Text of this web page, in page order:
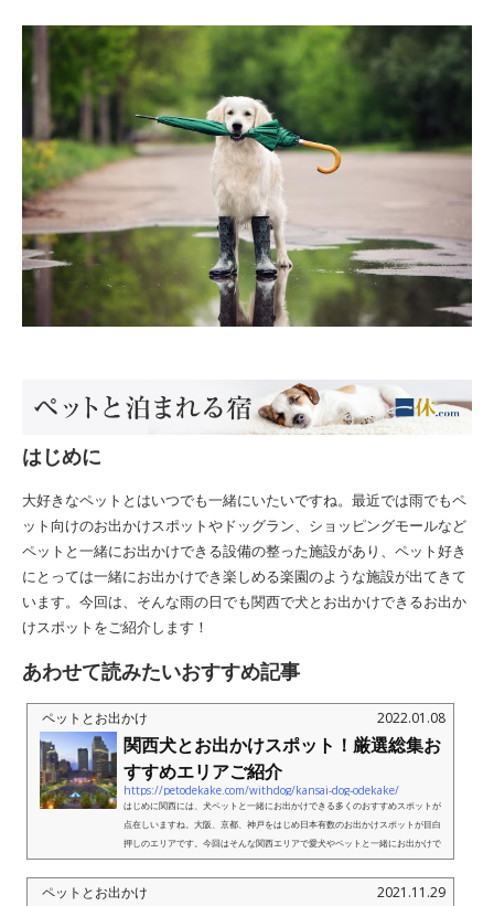
はじめに
大好きなペットとはいつでも一緒にいたいですね。最近では雨でもペ
ット向けのお出かけスポットやドッグラン、ショッピングモールなど
ペットと一緒にお出かけできる設備の整った施設があり、ペット好き
にとっては一緒にお出かけでき楽しめる楽園のような施設が出てきて
います。今回は、そんな雨の日でも関西で犬とお出かけできるお出か
けスポットをご紹介します！
あわせて読みたいおすすめ記事
ペットとお出かけ 2022.01.08
関西犬とお出かけスポット！厳選総集お
すすめエリアご紹介
https://petodekake.com/withdog/kansai-dog-odekake/
はじめに関西には、犬ペットと一緒にお出かけできる多くのおすすめスポットが
点在しいますね。大阪、京都、神戸をはじめ日本有数のお出かけスポットが目白
押しのエリアです。今回はそんな関西エリアで愛犬やペットと一緒にお出かけで
きるおすすめスポットを厳選して...
ペットとお出かけ 2021.11.29